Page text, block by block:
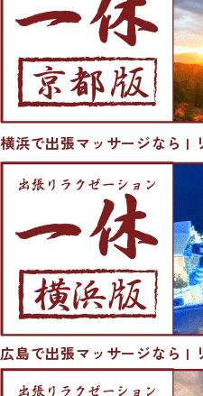
横浜で出張マッサージなら |
広島で出張マッサージなら |